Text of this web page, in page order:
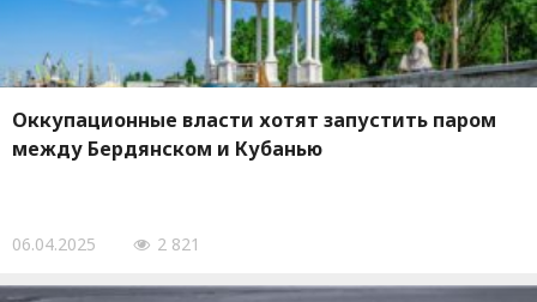
Оккупационные власти хотят запустить паром
между Бердянском и Кубанью
06.04.2025 2 821